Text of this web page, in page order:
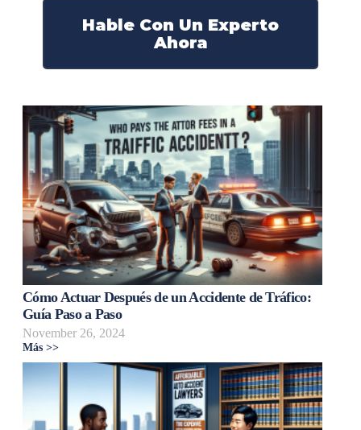
Hable Con Un Experto
Ahora
Cómo Actuar Después de un Accidente de Tráfico:
Guía Paso a Paso
November 26, 2024
Más >>